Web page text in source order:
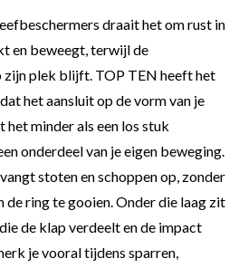
draait het om rust in
en beweegt, terwijl de
zijn plek blijft. TOP TEN heeft het
het aansluit op de vorm van je
het minder als een los stuk
onderdeel van je eigen beweging.
stoten en schoppen op, zonder
de ring te gooien. Onder die laag zit
de klap verdeelt en de impact
je vooral tijdens sparren,